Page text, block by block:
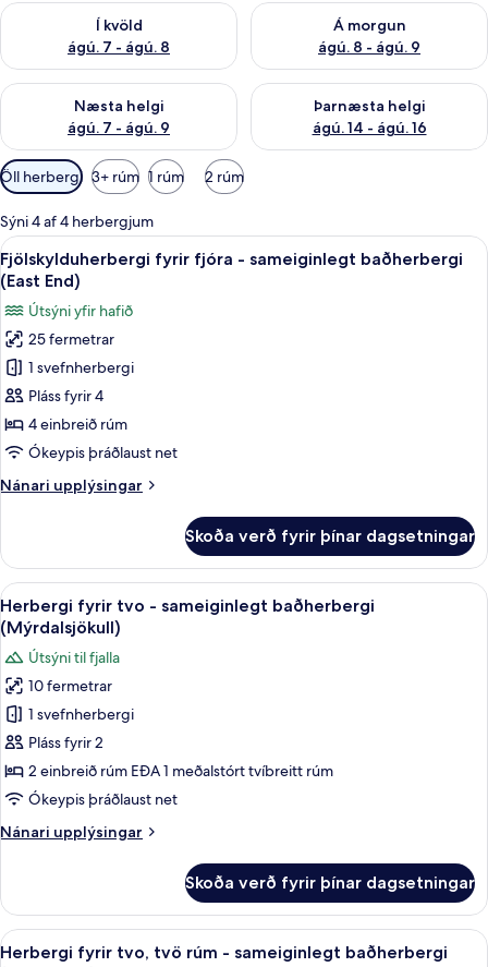
Í kvöld
ágú. 7 - ágú. 8
Athuga framboð í kvöld ágú. 7 - ágú. 8
Á morgun
ágú. 8 - ágú. 9
Athuga framboð á morgun
Næsta helgi
ágú. 7 - ágú. 9
Athuga framboð næstu helgi ágú. 7 - ágú. 9
Þarnæsta helgi
ágú. 14 - ágú. 16
Athuga framboð þarnæstu
Síur
í
boði
fyrir
herbergi
Öll herbergi 3+ rúm 1 rúm 2 rúm
Sýni 4 af 4 herbergjum
Skoða
allar
myndir
fyrir
Fjölskylduherbergi
fyrir
fjóra
-
sameiginlegt
(East
Fjölskylduherbergi fyrir fjóra -
14
Fjölskylduherbergi fyrir fjóra - sameiginlegt baðherbergi
(East End)
Útsýni yfir hafið
25 fermetrar
1 svefnherbergi
Pláss fyrir 4
4 einbreið rúm
Ókeypis þráðlaust net
Nánari upplýsingar
Nánari
fyrir
fjóra
-
sameiginlegt
baðherbergi
(East
End)
Skoða verð fyrir þínar dagsetningar
Skoða
allar
myndir
fyrir
Herbergi
fyrir
tvo
-
sameiginlegt
(Mýrdalsjökull)
Herbergi fyrir tvo - sameiginlegt
12
Herbergi fyrir tvo - sameiginlegt baðherbergi
(Mýrdalsjökull)
Útsýni til fjalla
10 fermetrar
1 svefnherbergi
Pláss fyrir 2
2 einbreið rúm EÐA 1 meðalstórt tvíbreitt rúm
Ókeypis þráðlaust net
Nánari upplýsingar
Nánari
fyrir
tvo
-
Skoða verð fyrir þínar dagsetningar
Skoða
Herbergi fyrir tvo, tvö rúm -
9
Herbergi fyrir tvo, tvö rúm - sameiginlegt baðherbergi